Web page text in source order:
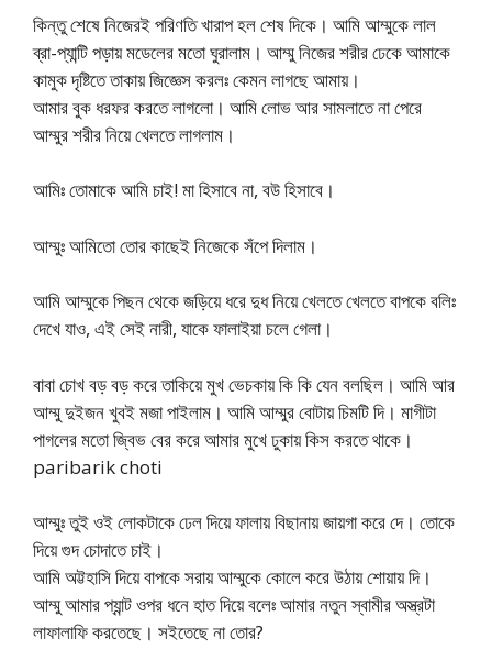
কিন্তু শেষে নিজেরই পরিণতি খারাপ হল শেষ দিকে। আমি আম্মুকে লাল
ব্রা-প্যান্টি পড়ায় মডেলের মতো ঘুরালাম। আম্মু নিজের শরীর ঢেকে আমাকে
কামুক দৃষ্টিতে তাকায় জিজ্ঞেস করলঃ কেমন লাগছে আমায়।
আমার বুক ধরফর করতে লাগলো। আমি লোভ আর সামলাতে না পেরে
আম্মুর শরীর নিয়ে খেলতে লাগলাম।
আমিঃ তোমাকে আমি চাই! মা হিসাবে না, বউ হিসাবে।
আম্মুঃ আমিতো তোর কাছেই নিজেকে সঁপে দিলাম।
আমি আম্মুকে পিছন থেকে জড়িয়ে ধরে দুধ নিয়ে খেলতে খেলতে বাপকে বলিঃ
দেখে যাও, এই সেই নারী, যাকে ফালাইয়া চলে গেলা।
বাবা চোখ বড় বড় করে তাকিয়ে মুখ ভেচকায় কি কি যেন বলছিল। আমি আর
আম্মু দুইজন খুবই মজা পাইলাম। আমি আম্মুর বোটায় চিমটি দি। মাগীটা
পাগলের মতো জ্বিভ বের করে আমার মুখে ঢুকায় কিস করতে থাকে।
paribarik choti
আম্মুঃ তুই ওই লোকটাকে ঢেল দিয়ে ফালায় বিছানায় জায়গা করে দে। তোকে
দিয়ে গুদ চোদাতে চাই।
আমি অট্টহাসি দিয়ে বাপকে সরায় আম্মুকে কোলে করে উঠায় শোয়ায় দি।
আম্মু আমার প্যান্ট ওপর ধনে হাত দিয়ে বলেঃ আমার নতুন স্বামীর অস্ত্রটা
লাফালাফি করতেছে। সইতেছে না তোর?